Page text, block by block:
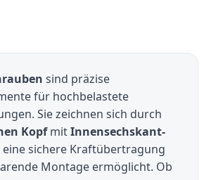
sind präzise
für hochbelastete
Sie zeichnen sich durch
KopfmitInnensechskant-
eine sichere Kraftübertragung
Montage ermöglicht. Ob